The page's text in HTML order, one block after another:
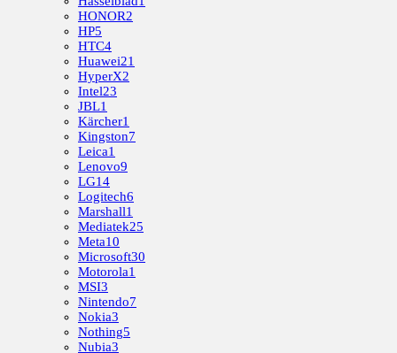
HONOR2
HP5
HTC4
Huawei21
HyperX2
Intel23
JBL1
Kärcher1
Kingston7
Leica1
Lenovo9
LG14
Logitech6
Marshall1
Mediatek25
Meta10
Microsoft30
Motorola1
MSI3
Nintendo7
Nokia3
Nothing5
Nubia3